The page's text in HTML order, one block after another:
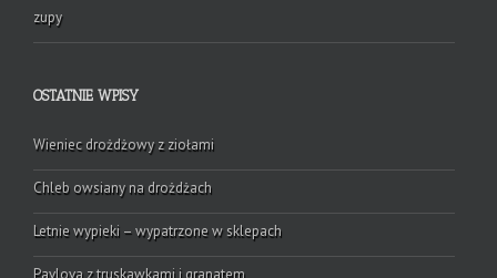
zupy
OSTATNIE WPISY
Wieniec drożdżowy z ziołami
Chleb owsiany na drożdżach
Letnie wypieki – wypatrzone w sklepach
Pavlova z truskawkami i granatem